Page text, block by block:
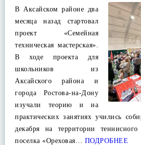
В Аксайском районе два
месяца назад стартовал
проект «Семейная
техническая мастерская».
В ходе проекта для
школьников из
Аксайского района и
города Ростова-на-Дону
изучали теорию и на
практических занятиях учились
декабря на территории
поселка «Ореховая… ПОДРОБНЕЕ